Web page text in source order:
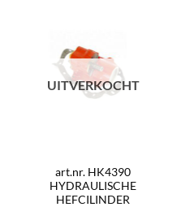
UITVERKOCHT
art.nr. HK4390
HYDRAULISCHE
HEFCILINDER